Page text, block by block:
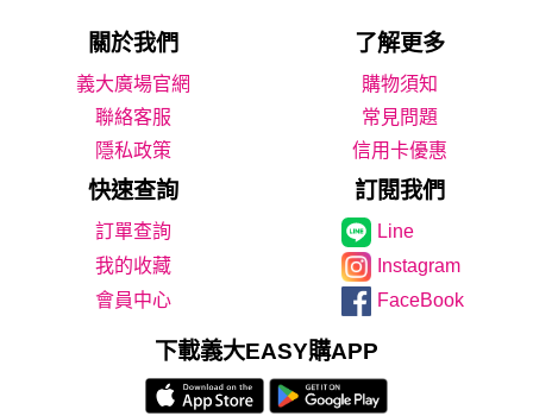
關於我們 了解更多
義大廣場官網
購物須知
聯絡客服
常見問題
隱私政策
信用卡優惠
快速查詢 訂閱我們
Line
我的收藏
Instagram
會員中心
FaceBook
下載義大EASY購APP